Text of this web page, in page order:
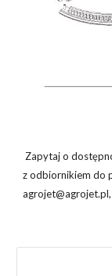
Zapytaj o
z odbiornikiem do